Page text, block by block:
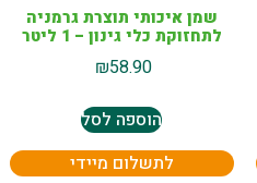
שמן איכותי תוצרת גרמניה
לתחזוקת כלי גינון – 1 ליטר
₪58.90
הוספה לסל
לתשלום מיידי